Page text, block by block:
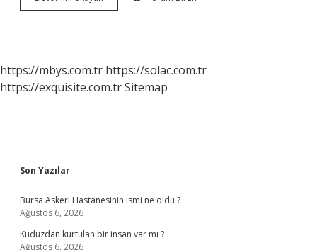
Karga
https://mbys.com.tr https://solac.com.tr
https://exquisite.com.trSitemap
Sidebar
Son Yazılar
Bursa Askeri Hastanesinin ismi ne oldu ?
Ağustos 6, 2026
Kuduzdan kurtulan bir insan var mı ?
Ağustos 6, 2026